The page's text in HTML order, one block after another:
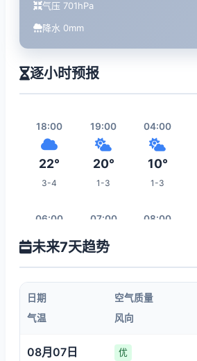
气压 701hPa
降水 0mm
逐小时预报
18:00
22°
3-4
19:00
20°
1-3
04:00
10°
1-3
06:00
9°
07:00
10°
08:00
10:00
14°
未来7天趋势
日期 空气质量
气温
风向
08月07日 优